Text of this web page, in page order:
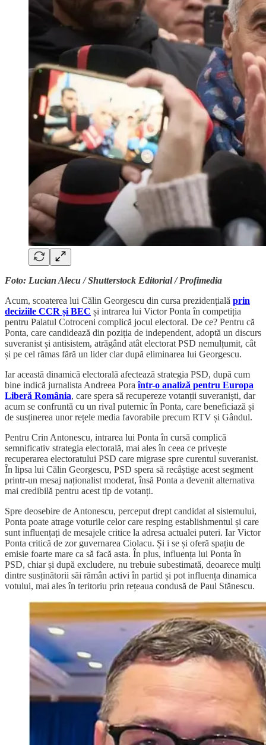
Foto: Lucian Alecu / Shutterstock Editorial / Profimedia
Acum, scoaterea lui Călin Georgescu din cursa prezidențială prin
deciziile CCR și BEC și intrarea lui Victor Ponta în competiția
pentru Palatul Cotroceni complică jocul electoral. De ce? Pentru că
Ponta, care candidează din poziția de independent, adoptă un discurs
suveranist și antisistem, atrăgând atât electorat PSD nemulțumit, cât
și pe cel rămas fără un lider clar după eliminarea lui Georgescu.
Iar această dinamică electorală afectează strategia PSD, după cum
bine indică jurnalista Andreea Poraîntr-o analiză pentru Europa
Liberă România, care spera să recupereze votanții suveraniști, dar
acum se confruntă cu un rival puternic în Ponta, care beneficiază și
de susținerea unor rețele media favorabile precum RTV și Gândul.
Pentru Crin Antonescu, intrarea lui Ponta în cursă complică
semnificativ strategia electorală, mai ales în ceea ce privește
recuperarea electoratului PSD care migrase spre curentul suveranist.
În lipsa lui Călin Georgescu, PSD spera să recâștige acest segment
printr-un mesaj naționalist moderat, însă Ponta a devenit alternativa
mai credibilă pentru acest tip de votanți.
Spre deosebire de Antonescu, perceput drept candidat al sistemului,
Ponta poate atrage voturile celor care resping establishmentul și care
sunt influențați de mesajele critice la adresa actualei puteri. Iar Victor
Ponta critică de zor guvernarea Ciolacu. Și i se și oferă spațiu de
emisie foarte mare ca să facă asta. În plus, influența lui Ponta în
PSD, chiar și după excludere, nu trebuie subestimată, deoarece mulți
dintre susținătorii săi rămân activi în partid și pot influența dinamica
votului, mai ales în teritoriu prin rețeaua condusă de Paul Stănescu.